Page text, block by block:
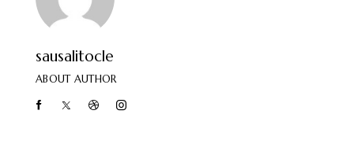
sausalitocle
ABOUT AUTHOR